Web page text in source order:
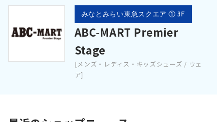
みなとみらい東急スクエア ① 3F
ABC-MART Premier
Stage
[メンズ・レディス・キッズシューズ / ウェ
ア]